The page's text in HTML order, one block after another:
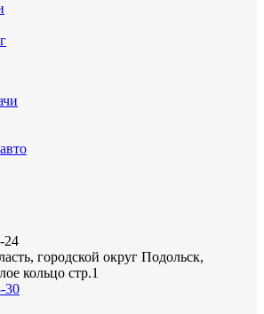
24
городской округ Подольск,
кольцо стр.1
30